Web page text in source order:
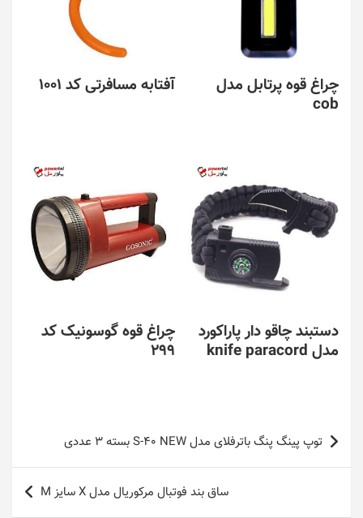
چراغ قوه پرتابل مدل
cob
آفتابه مسافرتی کد 1001
دستبند چاقو دار پاراکورد
مدل knife paracord
چراغ قوه گوسونیک کد
299
راهبری
نوشته
توپ پینگ پنگ باترفلای مدل S-40 NEW بسته 3 عددی
ساق بند فوتبال مرکوریال مدل X سایز M